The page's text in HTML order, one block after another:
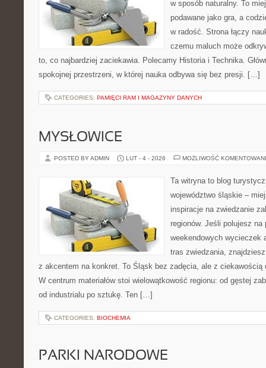
w sposób naturalny. To
podawane jako gra, a
w radość. Strona łączy
czemu maluch może
to, co najbardziej zaciekawia. Polecamy Historia i Technika.
spokojnej przestrzeni, w której nauka odbywa się bez presji. […]
CATEGORIES: PAMIĘCI RAM I MAGAZYNY DANYCH
MYSŁOWICE
POSTED BY ADMIN LUT - 4 - 2026 MOŻLIWOŚĆ
Ta witryna to blog
województwo śląskie –
inspiracje na zwiedzanie
regionów. Jeśli polujesz
weekendowych wycieczek
tras zwiedzania,
z akcentem na konkret. To Śląsk bez zadęcia, ale z ciekawością
W centrum materiałów stoi wielowątkowość regionu: od gęstej
od industrialu po sztukę. Ten […]
CATEGORIES: BIOCHEMIA
PARKI NARODOWE